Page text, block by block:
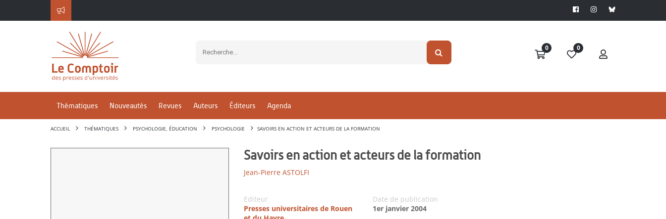
0 0
Thématiques Nouveautés Revues Auteurs Éditeurs Agenda
ACCUEIL THÉMATIQUES PSYCHOLOGIE, ÉDUCATION PSYCHOLOGIE SAVOIRS EN ACTION ET ACTEURS DE LA FORMATION
Savoirs en action et acteurs de la formation
Jean-Pierre ASTOLFI
Editeur
Presses universitaires de Rouen
Date de publication
1er janvier 2004